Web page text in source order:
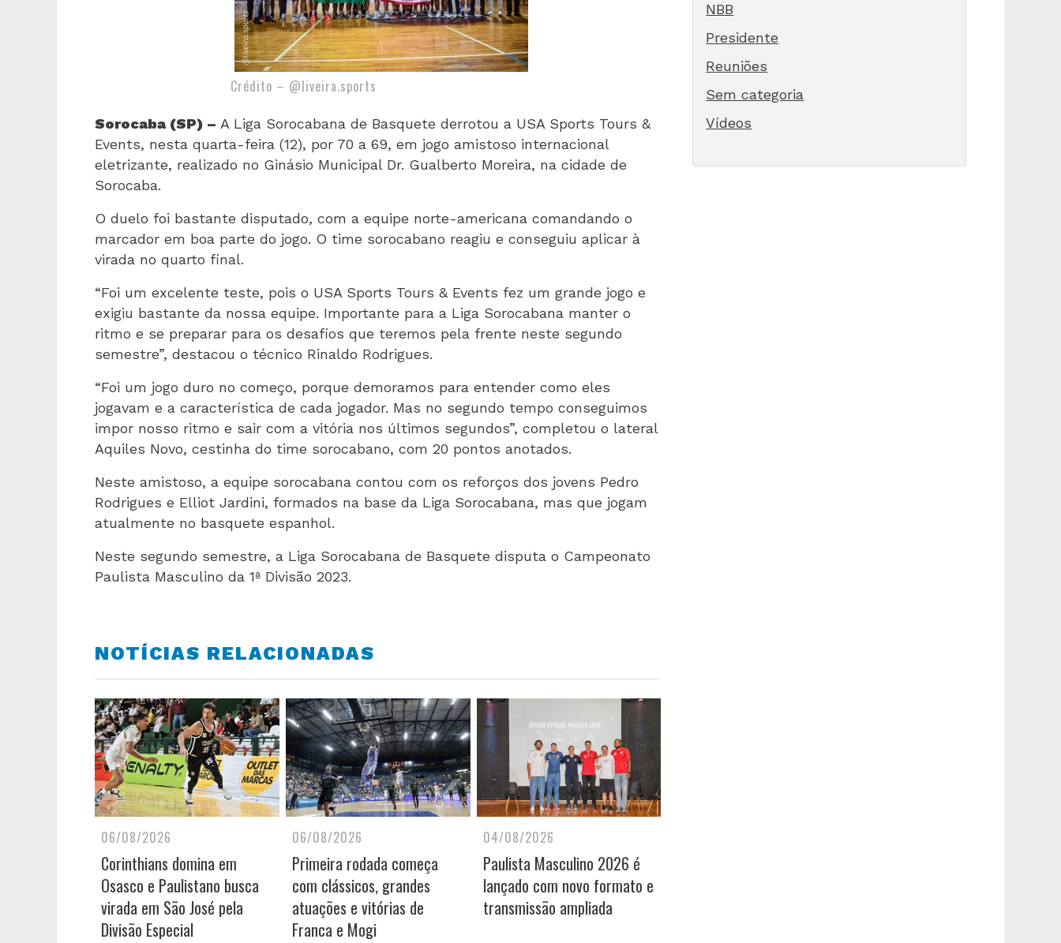
Crédito – @liveira.sports
Sorocaba (SP) – A Liga Sorocabana de Basquete derrotou a USA Sports Tours &
Events, nesta quarta-feira (12), por 70 a 69, em jogo amistoso internacional
eletrizante, realizado no Ginásio Municipal Dr. Gualberto Moreira, na cidade de
Sorocaba.
O duelo foi bastante disputado, com a equipe norte-americana comandando o
marcador em boa parte do jogo. O time sorocabano reagiu e conseguiu aplicar à
virada no quarto final.
“Foi um excelente teste, pois o USA Sports Tours & Events fez um grande jogo e
exigiu bastante da nossa equipe. Importante para a Liga Sorocabana manter o
ritmo e se preparar para os desafios que teremos pela frente neste segundo
semestre”, destacou o técnico Rinaldo Rodrigues.
“Foi um jogo duro no começo, porque demoramos para entender como eles
jogavam e a característica de cada jogador. Mas no segundo tempo conseguimos
impor nosso ritmo e sair com a vitória nos últimos segundos”, completou o lateral
Aquiles Novo, cestinha do time sorocabano, com 20 pontos anotados.
Neste amistoso, a equipe sorocabana contou com os reforços dos jovens Pedro
Rodrigues e Elliot Jardini, formados na base da Liga Sorocabana, mas que jogam
atualmente no basquete espanhol.
Neste segundo semestre, a Liga Sorocabana de Basquete disputa o Campeonato
Paulista Masculino da 1ª Divisão 2023.
NOTÍCIAS RELACIONADAS
06/08/2026
Corinthians domina em
Osasco e Paulistano busca
virada em São José pela
Divisão Especial
06/08/2026
Primeira rodada começa
com clássicos, grandes
atuações e vitórias de
Franca e Mogi
04/08/2026
Paulista Masculino 2026 é
lançado com novo formato e
transmissão ampliada
NBB
Presidente
Reuniões
Sem categoria
Vídeos